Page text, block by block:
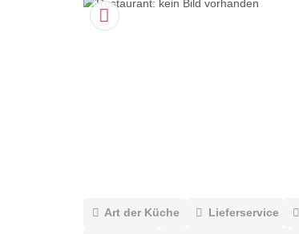
Art der Küche Lieferservice